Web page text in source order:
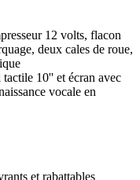
12 volts, flacon
deux cales de roue,
10'' et écran avec
vocale en
et rabattables